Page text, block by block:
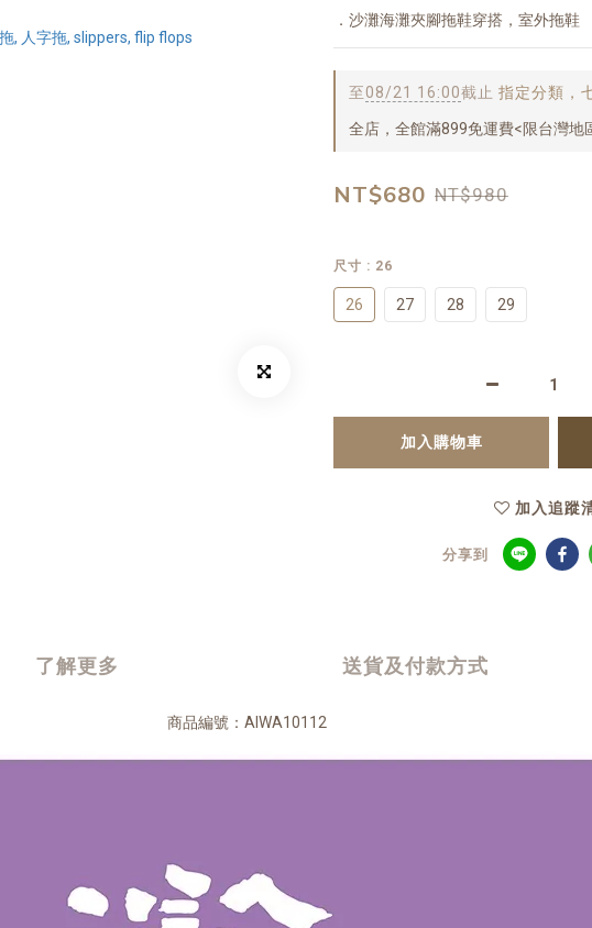
．沙灘海灘夾腳拖鞋穿搭，室外拖鞋
至08/21 16:00截止 指定分類，
全店，全館滿899免運費<限台灣地
NT$680 NT$980
尺寸 : 26
26 27 28 29
加入購物車
加入追蹤
分享到
了解更多 送貨及付款方式
商品編號：AIWA10112